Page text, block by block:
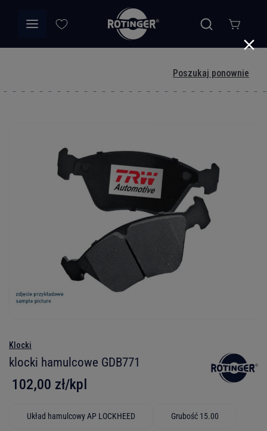
Poszukaj ponownie
Klocki
klocki hamulcowe GDB771
102,00 zł/kpl
Układ hamulcowy AP LOCKHEED Grubość 15.00